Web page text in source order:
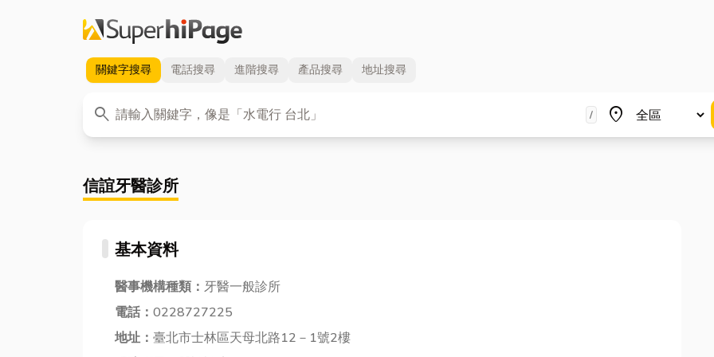
關鍵字搜尋 電話搜尋 進階搜尋 產品搜尋 地址搜尋
search
關鍵字 / place
地區
信誼牙醫診所
基本資料
醫事機構種類： 牙醫一般診所
電話： 0228727225
地址： 臺北市士林區天母北路12－1號2樓